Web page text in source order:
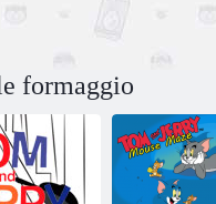
formaggio